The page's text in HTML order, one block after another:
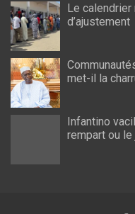
Le calendrier
d’ajustement
met-il la
Infantino
rempart ou le